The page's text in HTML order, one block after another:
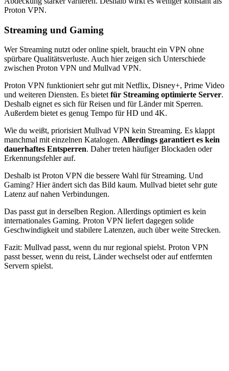
Proton VPN.
Streaming und Gaming
Wer Streaming nutzt oder online spielt, braucht ein VPN ohne
spürbare Qualitätsverluste. Auch hier zeigen sich Unterschiede
zwischen Proton VPN und Mullvad VPN.
Proton VPN funktioniert sehr gut mit Netflix, Disney+, Prime Video
und weiteren Diensten. Es bietetfür Streaming optimierte Server.
Deshalb eignet es sich für Reisen und für Länder mit Sperren.
Außerdem bietet es genug Tempo für HD und 4K.
Wie du weißt, priorisiert Mullvad VPN kein Streaming. Es klappt
manchmal mit einzelnen Katalogen. Allerdings garantiert es kein
dauerhaftes Entsperren. Daher treten häufiger Blockaden oder
Erkennungsfehler auf.
Deshalb ist Proton VPN die bessere Wahl für Streaming. Und
Gaming? Hier ändert sich das Bild kaum. Mullvad bietet sehr gute
Latenz auf nahen Verbindungen.
Das passt gut in derselben Region. Allerdings optimiert es kein
internationales Gaming. Proton VPN liefert dagegen solide
Geschwindigkeit und stabilere Latenzen, auch über weite Strecken.
Fazit: Mullvad passt, wenn du nur regional spielst. Proton VPN
passt besser, wenn du reist, Länder wechselst oder auf entfernten
Servern spielst.